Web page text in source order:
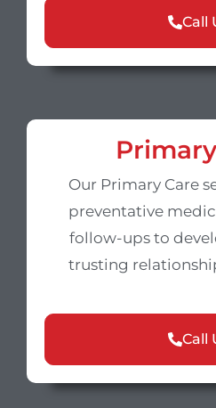
Call
Our Primary Care
preventative
follow-ups to
trusting
Call